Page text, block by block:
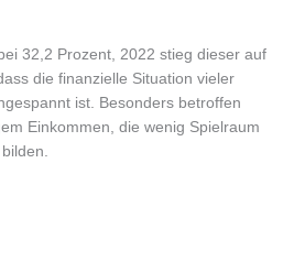
32,2 Prozent, 2022 stieg dieser auf
die finanzielle Situation vieler
ist. Besonders betroffen
Einkommen, die wenig Spielraum